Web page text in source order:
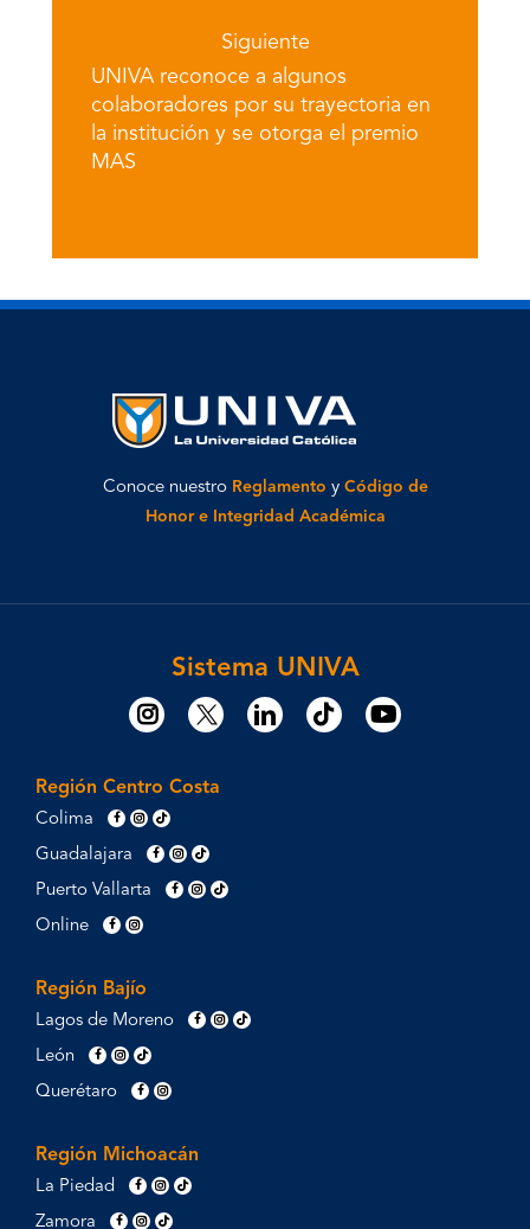
Siguiente
UNIVA reconoce a algunos
colaboradores por su trayectoria en
la institución y se otorga el premio
MAS
Conoce nuestro Reglamento y Código de
Honor e Integridad Académica
Sistema UNIVA
Región Centro Costa
Colima
Guadalajara
Puerto Vallarta
Online
Región Bajío
Lagos de Moreno
León
Querétaro
Región Michoacán
La Piedad
Zamora